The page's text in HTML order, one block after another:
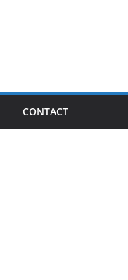
CONTACT